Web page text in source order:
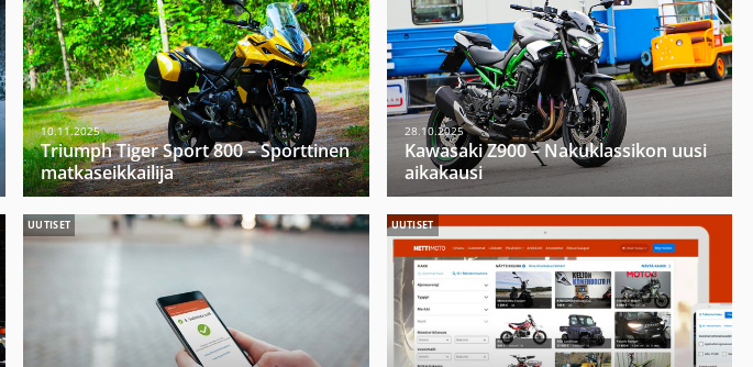
10.11.2025
Triumph Tiger Sport 800 – Sporttinen
matkaseikkailija
28.10.2025
Kawasaki Z900 – Nakuklassikon uusi
aikakausi
UUTISET UUTISET